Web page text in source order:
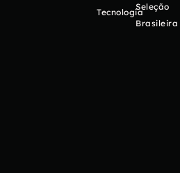
Tecnologia
Seleção
Brasileira